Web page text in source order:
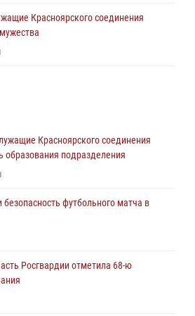
Красноярского соединения
охраны Росгвардии
в серии краж из гипермаркета
общественный порядок во
заплыва в Дудинке
задержали подозреваемого
Красноярского соединения
образования подразделения
футбольного матча в
Росгвардии отметила 68-ю